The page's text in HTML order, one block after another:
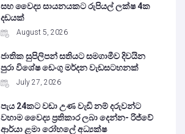
සහ වෛද්‍ය සායනයකට රුපියල් ලක්ෂ 4ක
දඩයක්
August 5, 2026
ජාතික සුපිලිපන් සතියට සමගාමීව දිවයින
පුරා විශේෂ ඩෙංගු මර්දන වැඩසටහනක්
July 27, 2026
පැය 24කට වඩා උණ වැඩි නම් දරුවන්ට
වහාම වෛද්‍ය ප්‍රතිකාර ලබා දෙන්න- රිජ්වේ
ආර්යා ළමා රෝහලේ අධ්‍යක්ෂ